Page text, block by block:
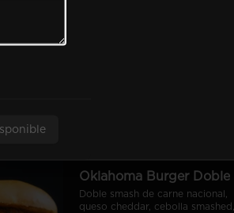
Oklahoma Burger Doble
Doble smash de carne nacional,
queso cheddar, cebolla smashed,